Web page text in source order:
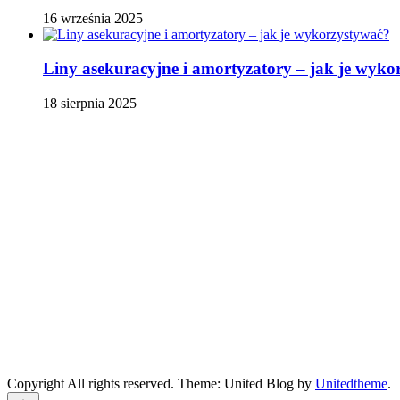
16 września 2025
Liny asekuracyjne i amortyzatory – jak je
18 sierpnia 2025
Copyright All rights reserved. Theme: United Blog by Unitedtheme.